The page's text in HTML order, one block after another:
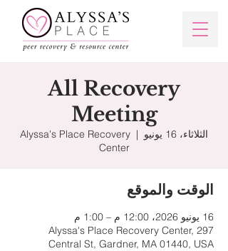
All Recovery
Meeting
الثلاثاء، 16 يونيو
  |
Alyssa's Place Recovery
Center
الوقت والموقع
16 يونيو 2026، 12:00 م – 1:00 م
Alyssa's Place Recovery Center, 297
Central St, Gardner, MA 01440, USA